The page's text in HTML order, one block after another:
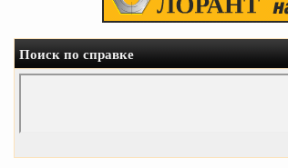
Поиск по справке